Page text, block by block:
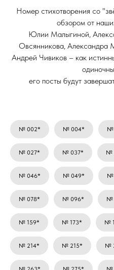
Номер стихотворения со
обзором от
Юлии Малыгиной,
Овсянникова, Александра
Андрей Чивиков – как
его посты будут
№ 002* № 004* №
№ 027* № 037* №
№ 046* № 049* №
№ 078* № 096* №
№ 159* № 173* №
№ 214* № 215* №